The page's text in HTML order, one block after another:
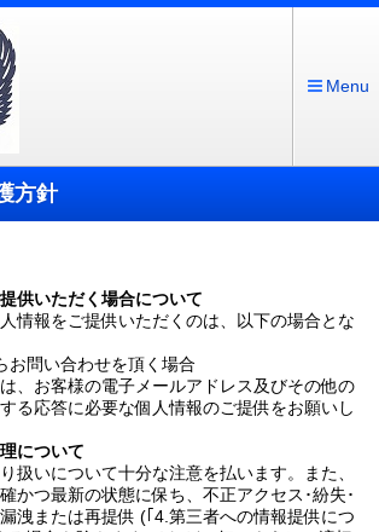
Menu
方針
供いただく場合について
情報をご提供いただくのは、以下の場合とな
お問い合わせを頂く場合
は、お客様の電子メールアドレス及びその他の
る応答に必要な個人情報のご提供をお願いし
について
扱いについて十分な注意を払います。また、
かつ最新の状態に保ち、不正アクセス･紛失･
洩または再提供 (｢4.第三者への情報提供につ